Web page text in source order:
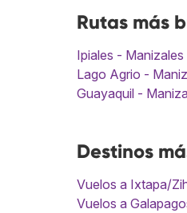
Rutas más
Ipiales - Manizales
Lago Agrio -
Guayaquil -
Destinos
Vuelos a Ixtapa/
Vuelos a